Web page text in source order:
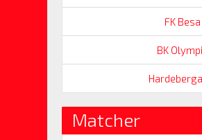
FK Besa
BK
Matcher